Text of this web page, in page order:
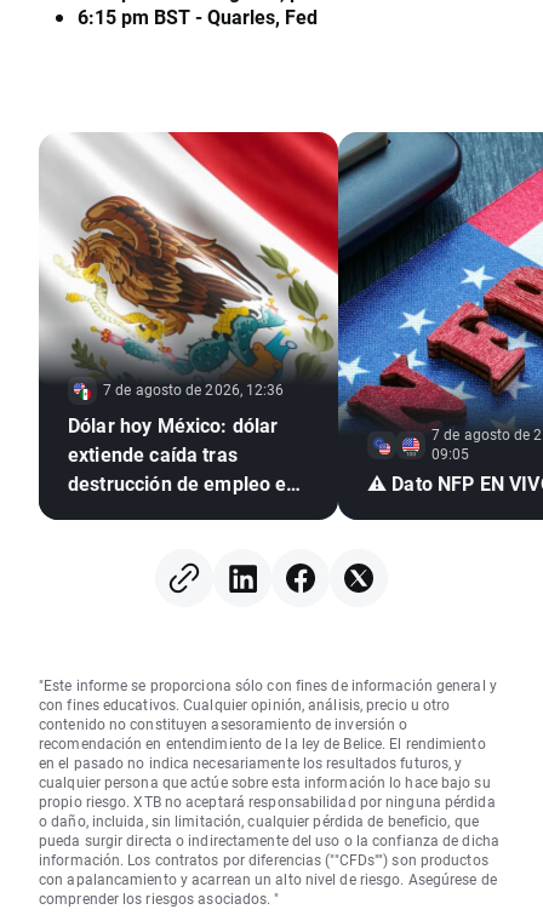
6:15 pm BST - Quarles, Fed
7 de agosto de 2026, 12:36
Dólar hoy México: dólar
extiende caída tras
destrucción de empleo en
7 de agosto de
09:05
⚠️ Dato NFP EN
"Este informe se proporciona sólo con fines de información general y
con fines educativos. Cualquier opinión, análisis, precio u otro
contenido no constituyen asesoramiento de inversión o
recomendación en entendimiento de la ley de Belice. El rendimiento
en el pasado no indica necesariamente los resultados futuros, y
cualquier persona que actúe sobre esta información lo hace bajo su
propio riesgo. XTB no aceptará responsabilidad por ninguna pérdida
o daño, incluida, sin limitación, cualquier pérdida de beneficio, que
pueda surgir directa o indirectamente del uso o la confianza de dicha
información. Los contratos por diferencias (""CFDs"") son productos
con apalancamiento y acarrean un alto nivel de riesgo. Asegúrese de
comprender los riesgos asociados. "